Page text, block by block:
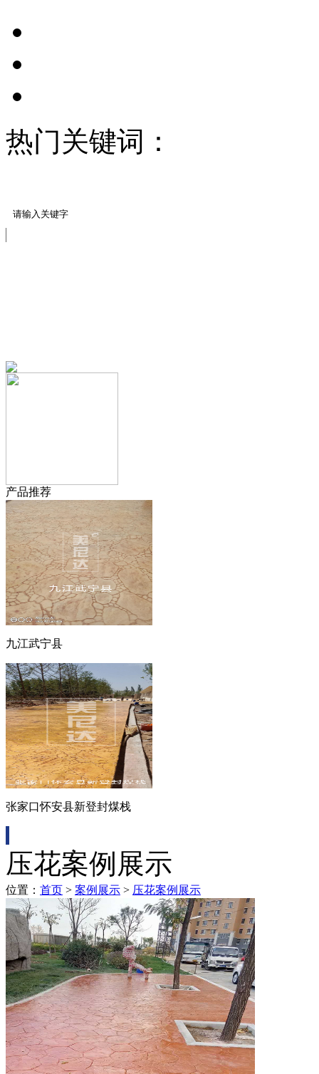
热门关键词：
产品推荐
九江武宁县
张家口怀安县新登封煤栈
压花案例展示
位置： 首页 > 案例展示 > 压花案例展示